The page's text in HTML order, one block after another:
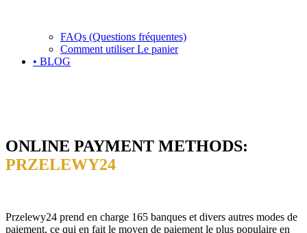
FAQs (Questions fréquentes)
Comment utiliser Le panier
• BLOG
ONLINE PAYMENT METHODS:
PRZELEWY24
Przelewy24 prend en charge 165 banques et divers autres modes de
paiement, ce qui en fait le moyen de paiement le plus populaire en